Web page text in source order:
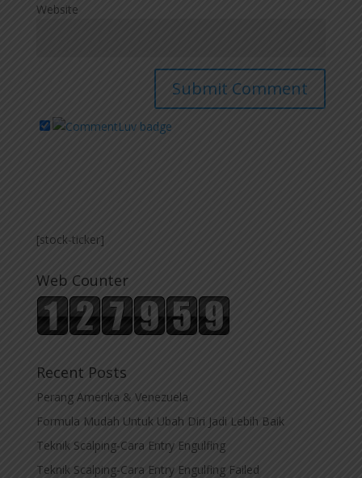
Website
[stock-ticker]
Web Counter
Recent Posts
Perang Amerika & Venezuela
Formula Mudah Untuk Ubah Diri Jadi Lebih Baik
Teknik Scalping-Cara Entry Engulfing
Teknik Scalping-Cara Entry Engulfing Failed